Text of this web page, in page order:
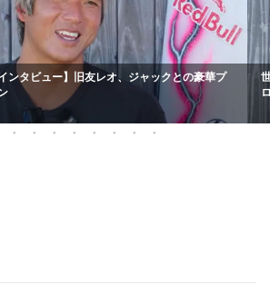
ンタビュー】旧友レオ、ジャックとの豪華プ